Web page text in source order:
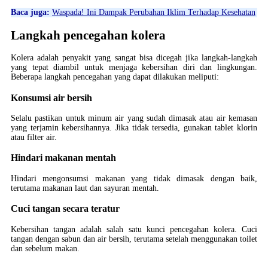
Baca juga: Waspada! Ini Dampak Perubahan Iklim Terhadap Kesehatan
Langkah pencegahan kolera
Kolera adalah penyakit yang sangat bisa dicegah jika langkah-langkah
yang tepat diambil untuk menjaga kebersihan diri dan lingkungan.
Beberapa langkah pencegahan yang dapat dilakukan meliputi:
Konsumsi air bersih
Selalu pastikan untuk minum air yang sudah dimasak atau air kemasan
yang terjamin kebersihannya. Jika tidak tersedia, gunakan tablet klorin
atau filter air.
Hindari makanan mentah
Hindari mengonsumsi makanan yang tidak dimasak dengan baik,
terutama makanan laut dan sayuran mentah.
Cuci tangan secara teratur
Kebersihan tangan adalah salah satu kunci pencegahan kolera. Cuci
tangan dengan sabun dan air bersih, terutama setelah menggunakan toilet
dan sebelum makan.